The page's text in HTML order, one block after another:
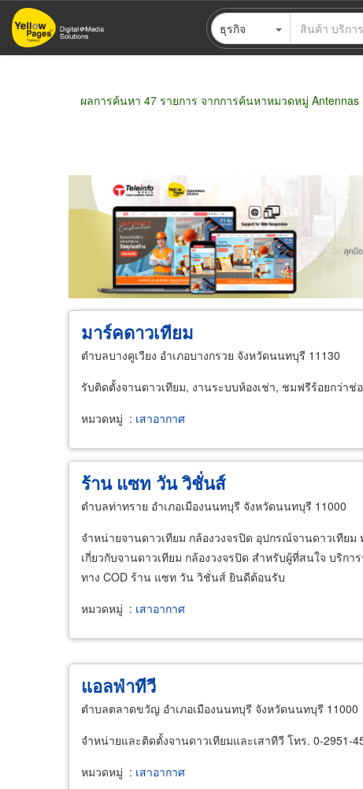
ข้าม
ไป
ธุรกิจ
ผลการค้นหา 47 รายการ จากการค้นหาหมวดหมู่ Antennas
ขายส่ง ขายปลีก ผู้ผลิต ตัวแทนจัดจำหน่
มาร์คดาวเทียม
ตำบลบางคูเวียง อำเภอบางกรวย จังหวัดนนทบุรี 11130
รับติดตั้งจานดาวเทียม, งานระบบห้องเช่า, ชมฟรีร้อยกว่าช่
หมวดหมู่ : เสาอากาศ
ร้าน แซท วัน วิชั่นส์
ตำบลท่าทราย อำเภอเมืองนนทบุรี จังหวัดนนทบุรี 11000
จำหน่ายจานดาวเทียม กล้องวงจรปิด อุปกรณ์จานดาวเทีย
เกี่ยวกับจานดาวเทียม กล้องวงจรปิด สำหรับผู้ที่สนใจ บริก
ทาง COD ร้าน แซท วัน วิชั่นส์ ยินดีต้อนรับ
หมวดหมู่ : เสาอากาศ
แอลฟ่าทีวี
ตำบลตลาดขวัญ อำเภอเมืองนนทบุรี จังหวัดนนทบุรี 11000
จำหน่ายและติดตั้งจานดาวเทียมและเสาทีวี โทร. 0-2951-
หมวดหมู่ : เสาอากาศ